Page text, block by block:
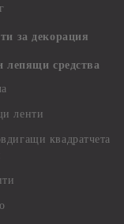
за декорация
лепящи средства
ленти
квадратчета